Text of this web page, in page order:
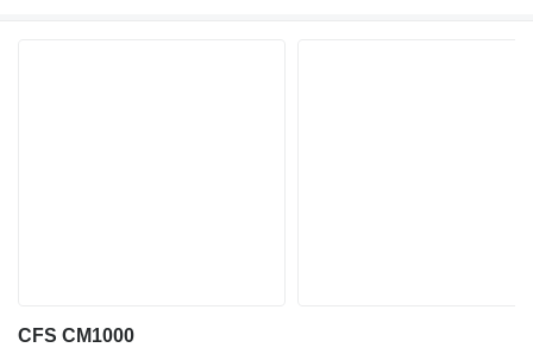
CFS CM1000